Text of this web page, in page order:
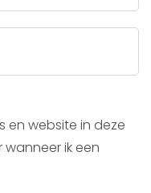
en website in deze
ik een